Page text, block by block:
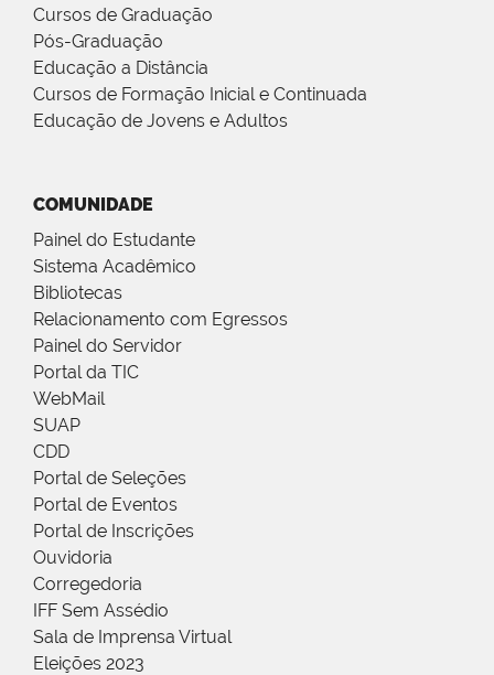
Cursos de Graduação
Pós-Graduação
Educação a Distância
Cursos de Formação Inicial e Continuada
Educação de Jovens e Adultos
COMUNIDADE
Painel do Estudante
Sistema Acadêmico
Bibliotecas
Relacionamento com Egressos
Painel do Servidor
Portal da TIC
WebMail
SUAP
CDD
Portal de Seleções
Portal de Eventos
Portal de Inscrições
Ouvidoria
Corregedoria
IFF Sem Assédio
Sala de Imprensa Virtual
Eleições 2023